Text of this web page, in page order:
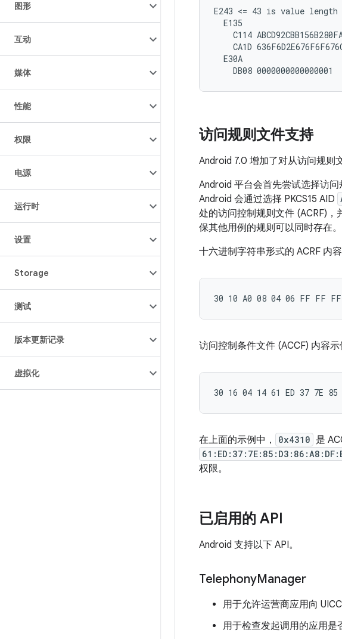
图形
互动
媒体
性能
权限
电源
运行时
设置
Storage
测试
版本更新记录
虚拟化
E243 <= 43 is value
  E135
C114
CA1D
  E30A
访问规则文件支持
Android 7.0 增加了对从访问规则
Android 平台会首先尝试选择访问
Android 会通过选择 PKCS15 AID
处的访问控制规则文件 (ACRF)，
保其他用例的规则可以同时存在。
十六进制字符串形式的 ACRF 内容
访问控制条件文件 (ACCF) 内容示
在上面的示例中， 0x4310 是
权限。
已启用的 API
Android 支持以下 API。
TelephonyManager
用于允许运营商应用向
用于检查发起调用的应用是